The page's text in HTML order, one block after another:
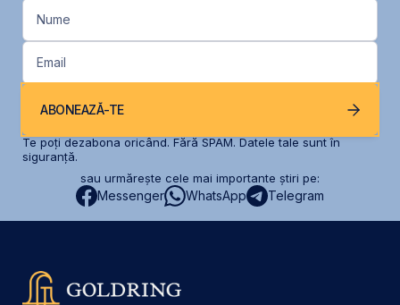
Nume
Email
ABONEAZĂ-TE
Te poți dezabona oricând. Fără SPAM. Datele tale sunt în
siguranță.
sau urmărește cele mai importante știri pe:
Messenger WhatsApp Telegram